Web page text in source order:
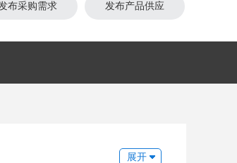
布采购需求 发布产品供应
展开